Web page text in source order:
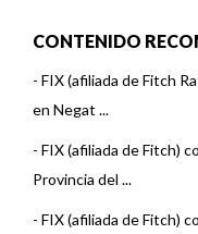
CONTENIDO
- FIX (afiliada de Fitch
en Negat ...
- FIX (afiliada de Fitch)
Provincia del ...
- FIX (afiliada de Fitch)